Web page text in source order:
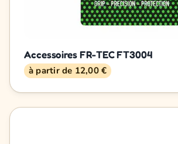
Accessoires FR-TEC FT3004
à partir de 12,00 €